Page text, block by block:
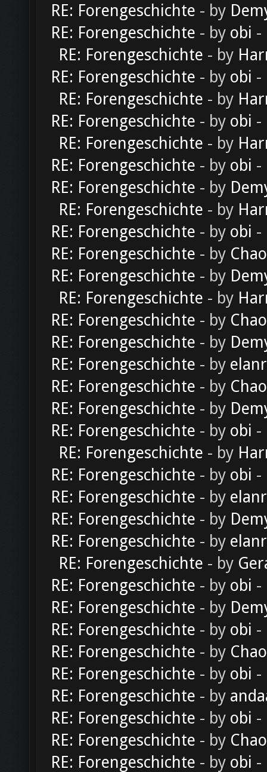
RE: Forengeschichte - by
RE: Forengeschichte - by obi -
RE: Forengeschichte - by
RE: Forengeschichte - by obi -
RE: Forengeschichte - by
RE: Forengeschichte - by obi -
RE: Forengeschichte - by
RE: Forengeschichte - by obi -
RE: Forengeschichte - by
RE: Forengeschichte - by
RE: Forengeschichte - by obi -
RE: Forengeschichte - by
RE: Forengeschichte - by
RE: Forengeschichte - by
RE: Forengeschichte - by
RE: Forengeschichte - by
RE: Forengeschichte - by
RE: Forengeschichte - by
RE: Forengeschichte - by
RE: Forengeschichte - by obi -
RE: Forengeschichte - by
RE: Forengeschichte - by obi -
RE: Forengeschichte - by
RE: Forengeschichte - by
RE: Forengeschichte - by
RE: Forengeschichte - by
RE: Forengeschichte - by obi -
RE: Forengeschichte - by
RE: Forengeschichte - by obi -
RE: Forengeschichte - by
RE: Forengeschichte - by obi -
RE: Forengeschichte - by
RE: Forengeschichte - by obi -
RE: Forengeschichte - by
RE: Forengeschichte - by obi -